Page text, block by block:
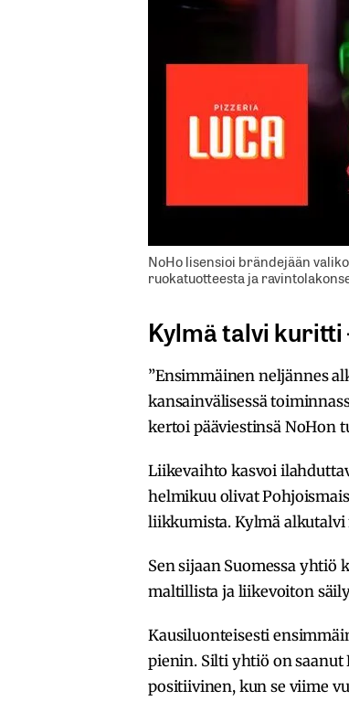
NoHo lisensioi brändejään
ruokatuotteesta ja
Kylmä talvi kuritti
”Ensimmäinen neljännes
kansainvälisessä
kertoi pääviestinsä NoHon
Liikevaihto kasvoi
helmikuu olivat
liikkumista. Kylmä alkutalvi
Sen sijaan Suomessa yhtiö
maltillista ja liikevoiton
Kausiluonteisesti
pienin. Silti yhtiö on saanut
positiivinen, kun se viime